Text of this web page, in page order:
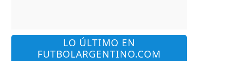
LO ÚLTIMO EN
FUTBOLARGENTINO.COM